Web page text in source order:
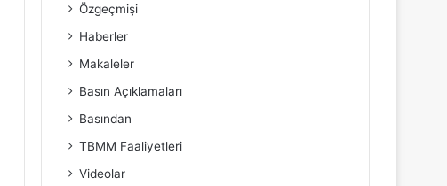
Özgeçmişi
Haberler
Makaleler
Basın Açıklamaları
Basından
TBMM Faaliyetleri
Videolar